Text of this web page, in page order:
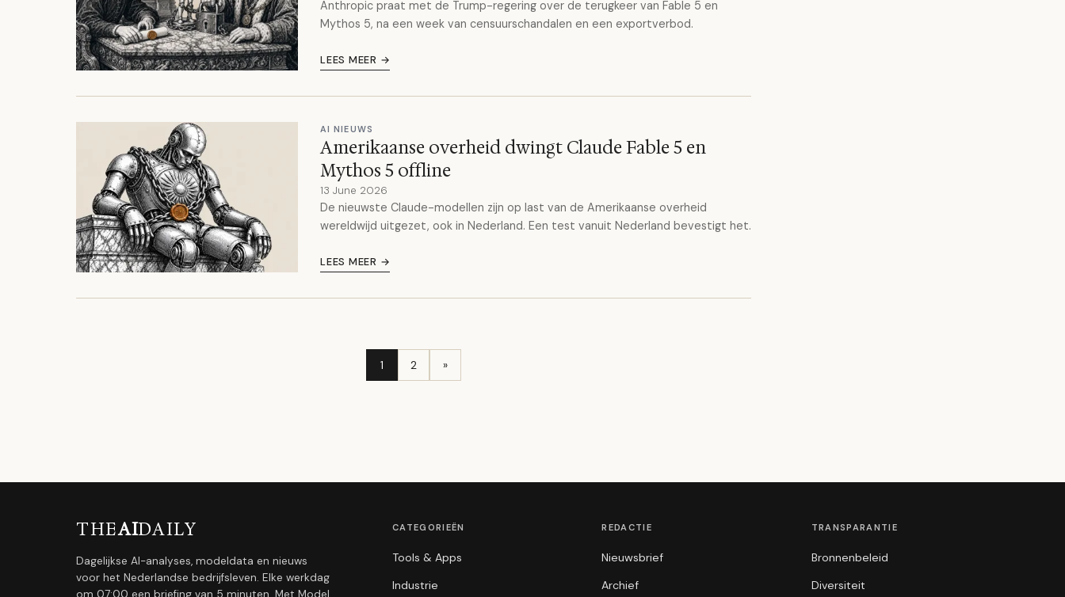
Anthropic praat met de Trump-regering over de terugkeer van Fable 5 en
Mythos 5, na een week van censuurschandalen en een exportverbod.
LEES MEER →
AI NIEUWS
Amerikaanse overheid dwingt Claude Fable 5 en
Mythos 5 offline
13 June 2026
De nieuwste Claude-modellen zijn op last van de Amerikaanse overheid
wereldwijd uitgezet, ook in Nederland. Een test vanuit Nederland bevestigt het.
LEES MEER →
1 2 »
THEAIDAILY
Dagelijkse AI-analyses, modeldata en nieuws
voor het Nederlandse bedrijfsleven. Elke werkdag
om 07:00 een briefing van 5 minuten. Met Model
CATEGORIEËN
Tools & Apps
Industrie
REDACTIE
Nieuwsbrief
Archief
TRANSPARANTIE
Bronnenbeleid
Diversiteit